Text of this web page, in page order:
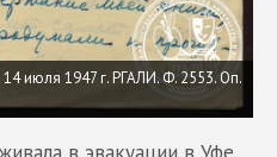
июля 1947 г. РГАЛИ. Ф. 2553. Оп.